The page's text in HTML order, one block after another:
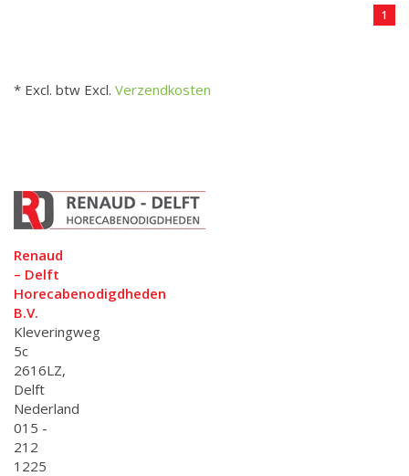
1
* Excl. btw Excl. Verzendkosten
Renaud
– Delft
Horecabenodigdheden
B.V.
Kleveringweg
5c
2616LZ,
Delft
Nederland
015 -
212
1225